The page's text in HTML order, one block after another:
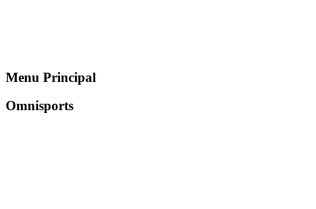
Menu Principal
Omnisports